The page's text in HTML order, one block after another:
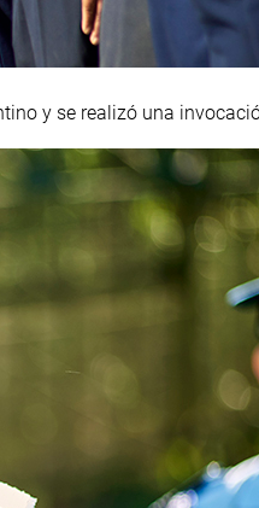
y se realizó una